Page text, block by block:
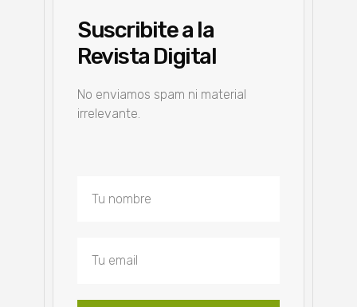
Suscribite a la
Revista Digital
No enviamos spam ni material
irrelevante.